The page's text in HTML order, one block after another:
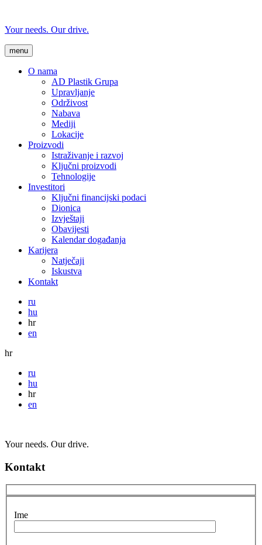
Your needs. Our drive.
menu
O nama
AD Plastik Grupa
Upravljanje
Održivost
Nabava
Mediji
Lokacije
Proizvodi
Istraživanje i razvoj
Ključni proizvodi
Tehnologije
Investitori
Ključni financijski podaci
Dionica
Izvještaji
Obavijesti
Kalendar događanja
Karijera
Natječaji
Iskustva
Kontakt
ru
hu
hr
en
hr
ru
hu
hr
en
Your needs. Our drive.
Kontakt
Ime